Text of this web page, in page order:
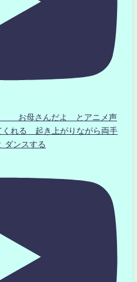
お母さんだよ とアニメ声
くれる 起き上がりながら両手
ダンスする